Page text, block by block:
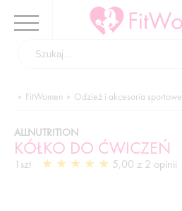
FitWomen Odzież i akcesoria sportowe
KÓŁKO DO ĆWICZEŃ
ALLNUTRITION
1szt 5,00 z 2 opinii